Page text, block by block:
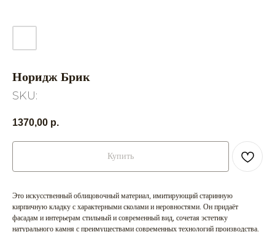
Норидж Брик
SKU:
1370,00 р.
Купить
Это искусственный облицовочный материал, имитирующий старинную
кирпичную кладку с характерными сколами и неровностями. Он придаёт
фасадам и интерьерам стильный и современный вид, сочетая эстетику
натурального камня с преимуществами современных технологий производства.